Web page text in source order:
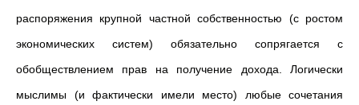
распоряжения крупной частной собственностью (с ростом
экономических систем) обязательно сопрягается с
обобществлением прав на получение дохода. Логически
мыслимы (и фактически имели место) любые сочетания